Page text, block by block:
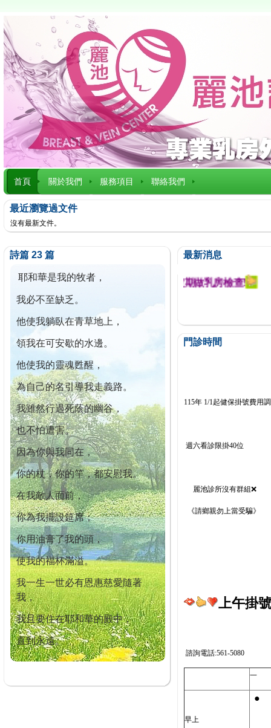
首頁 關於我們 服務項目 聯絡我們
最近瀏覽過文件
沒有最新文件。
詩篇 23 篇
耶和華是我的牧者，
我必不至缺乏。
他使我躺臥在青草地上，
領我在可安歇的水邊。
他使我的靈魂甦醒，
為自己的名引導我走義路。
我雖然行過死蔭的幽谷，
也不怕遭害。
因為你與我同在，
你的杖，你的竿，都安慰我。
在我敵人面前，
你為我擺設筵席；
你用油膏了我的頭，
使我的福杯滿溢。
我一生一世必有恩惠慈愛隨著
我，
我且要住在耶和華的殿中，
直到永遠。
最新消息
今已篩檢出1700位乳癌患者,提醒您定期做乳房檢查!
門診時間
115年 1/1起健保掛號費用
週六看診限掛40位
麗池診所沒有群組❌
《請鄉親勿上當受騙》
上午掛
諮詢電話:561-5080
一
早上
●